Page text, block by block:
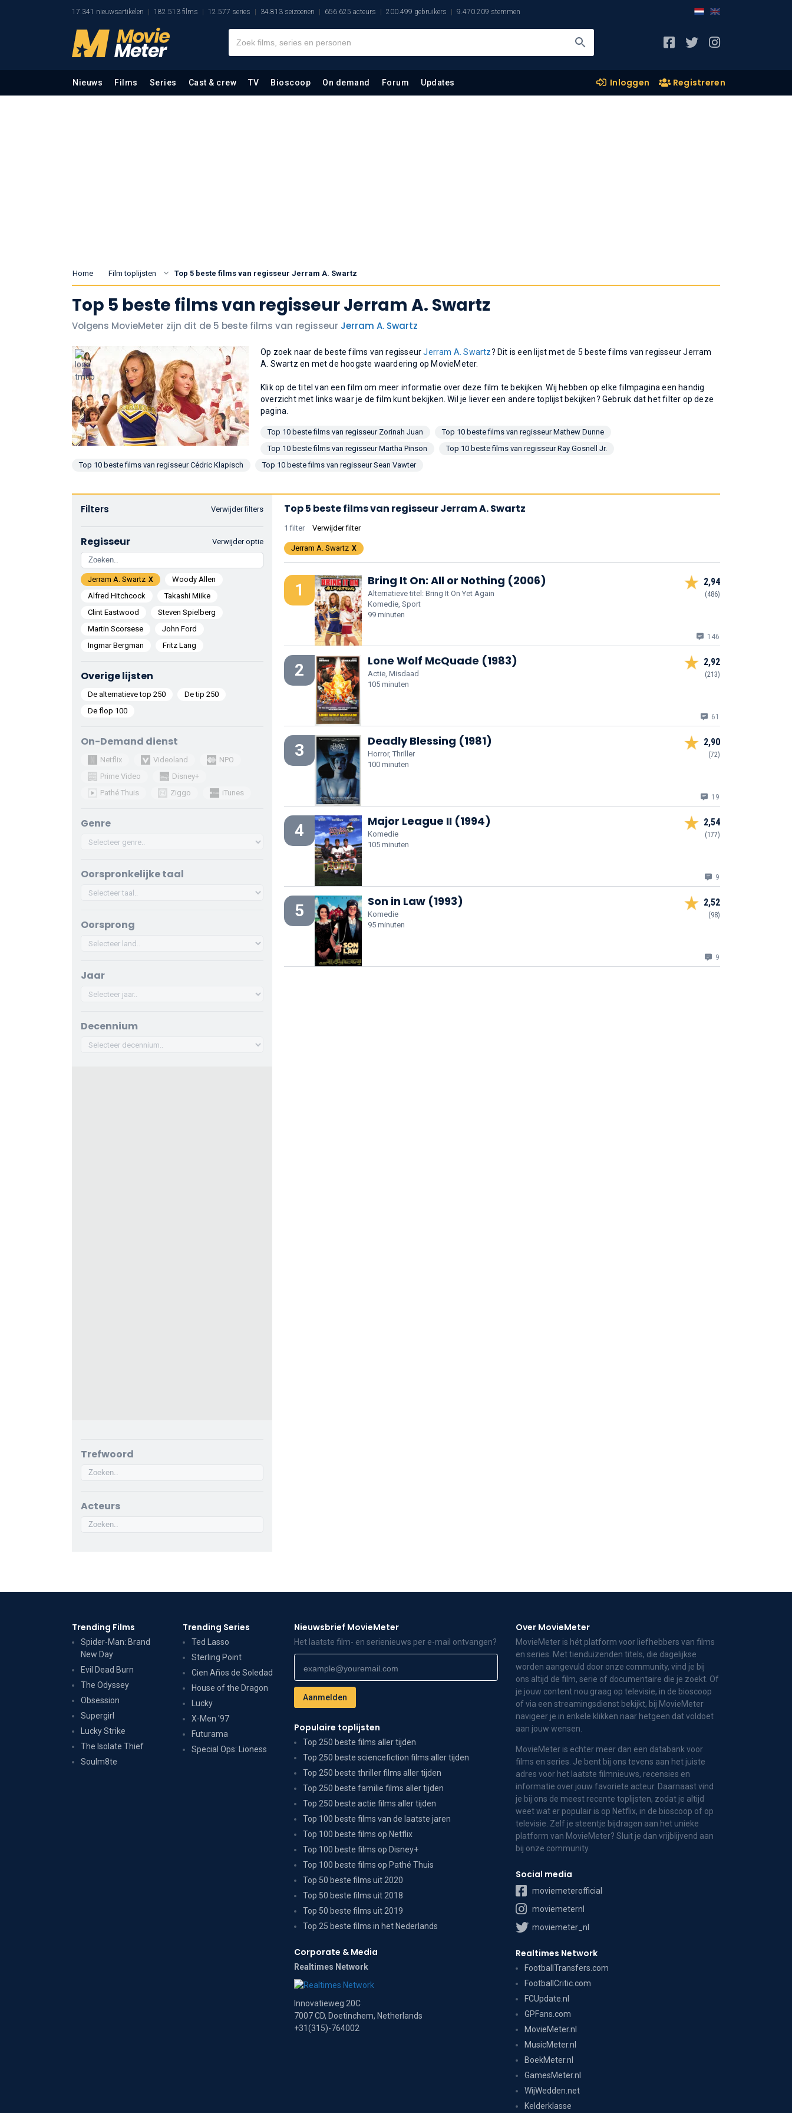
17.341 nieuwsartikelen 182.513 films 12.577 series 34.813 seizoenen 656.625 acteurs 200.499 gebruikers 9.470.209 stemmen
Nieuws Films Series Cast & crew TV Bioscoop On demand Forum Updates Inloggen Registreren
Home Film toplijsten Top 5 beste films van regisseur Jerram A. Swartz
Top 5 beste films van regisseur Jerram A. Swartz
Volgens MovieMeter zijn dit de 5 beste films van regisseur Jerram A. Swartz
Op zoek naar de beste films van regisseurJerram A. Swartz? Dit is een lijst met de 5 beste films van regisseur Jerram
A. Swartz en met de hoogste waardering op MovieMeter.
Klik op de titel van een film om meer informatie over deze film te bekijken. Wij hebben op elke filmpagina een handig
overzicht met links waar je de film kunt bekijken. Wil je liever een andere toplijst bekijken? Gebruik dat het filter op deze
pagina.
Top 10 beste films van regisseur Zorinah Juan
Top 10 beste films van regisseur Mathew Dunne
Top 10 beste films van regisseur Martha Pinson
Top 10 beste films van regisseur Ray Gosnell Jr.
Top 10 beste films van regisseur Cédric Klapisch
Top 10 beste films van regisseur Sean Vawter
Verwijder filters
Filters
On-Demand dienst
Netflix Videoland
NPO
Prime Video
Disney+
Pathé Thuis
Ziggo iTunes
Genre
Oorspronkelijke taal
Oorsprong
Jaar
Decennium
Trefwoord
Acteurs
Verwijder optie
Regisseur
Jerram A. Swartz
Woody Allen
Alfred Hitchcock
Takashi Miike
Clint Eastwood
Steven Spielberg
Martin Scorsese
John Ford
Ingmar Bergman
Fritz Lang
Overige lijsten
De alternatieve top 250
De tip 250
De flop 100
Top 5 beste films van regisseur Jerram A. Swartz
1 filter Verwijder filter
Jerram A. Swartz
1 Bring It On: All or Nothing (2006)
Alternatieve titel: Bring It On Yet Again
Komedie, Sport
99 minuten
2,94
(486)
146
2 Lone Wolf McQuade (1983)
Actie, Misdaad
105 minuten
2,92
(213)
61
3 Deadly Blessing (1981)
Horror, Thriller
100 minuten
2,90
(72)
19
4 Major League II (1994)
Komedie
105 minuten
2,54
(177)
9
5 Son in Law (1993)
Komedie
95 minuten
2,52
(98)
9
Trending Films
Spider-Man: Brand
New Day
Evil Dead Burn
The Odyssey
Obsession
Supergirl
Lucky Strike
The Isolate Thief
Soulm8te
Trending Series
Ted Lasso
Sterling Point
Cien Años de Soledad
House of the Dragon
Lucky
X-Men '97
Futurama
Special Ops: Lioness
Nieuwsbrief MovieMeter
Het laatste film- en serienieuws per e-mail ontvangen?
Populaire toplijsten
Top 250 beste films aller tijden
Top 250 beste sciencefiction films aller tijden
Top 250 beste thriller films aller tijden
Top 250 beste familie films aller tijden
Top 250 beste actie films aller tijden
Top 100 beste films van de laatste jaren
Top 100 beste films op Netflix
Top 100 beste films op Disney+
Top 100 beste films op Pathé Thuis
Top 50 beste films uit 2020
Top 50 beste films uit 2018
Top 50 beste films uit 2019
Top 25 beste films in het Nederlands
Corporate & Media
Realtimes Network
Innovatieweg 20C
7007 CD, Doetinchem, Netherlands
+31(315)-764002
Over MovieMeter
MovieMeter is hét platform voor liefhebbers van films
en series. Met tienduizenden titels, die dagelijkse
worden aangevuld door onze community, vind je bij
ons altijd de film, serie of documentaire die je zoekt. Of
je jouw content nou graag op televisie, in de bioscoop
of via een streamingsdienst bekijkt, bij MovieMeter
navigeer je in enkele klikken naar hetgeen dat voldoet
aan jouw wensen.
MovieMeter is echter meer dan een databank voor
films en series. Je bent bij ons tevens aan het juiste
adres voor het laatste filmnieuws, recensies en
informatie over jouw favoriete acteur. Daarnaast vind
je bij ons de meest recente toplijsten, zodat je altijd
weet wat er populair is op Netflix, in de bioscoop of op
televisie. Zelf je steentje bijdragen aan het unieke
platform van MovieMeter? Sluit je dan vrijblijvend aan
bij onze community.
Social media
moviemeterofficial
moviemeternl
moviemeter_nl
Realtimes Network
FootballTransfers.com
FootballCritic.com
FCUpdate.nl
GPFans.com
MovieMeter.nl
MusicMeter.nl
BoekMeter.nl
GamesMeter.nl
WijWedden.net
Kelderklasse